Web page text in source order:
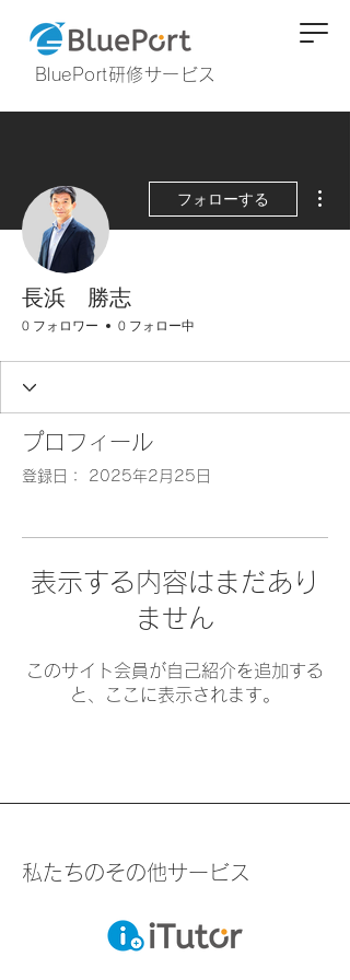
BluePort研修サービス
フォローする
長浜 勝志
0 フォロワー 0 フォロー中
プロフィール
登録日： 2025年2月25日
表示する内容はまだあり
ません
このサイト会員が自己紹介を追加する
と、ここに表示されます。
私たちのその他サービス